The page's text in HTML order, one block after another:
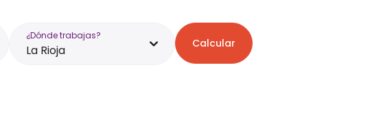
¿Dónde trabajas?
La Rioja Calcular